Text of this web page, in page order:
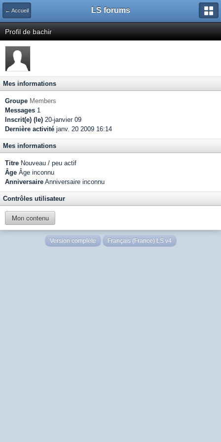
← Accueil LS forums
Profil de bachir
Mes informations
Groupe Members
Messages 1
Inscrit(e) (le) 20-janvier 09
Dernière activité janv. 20 2009 16:14
Mes informations
Titre Nouveau / peu actif
Âge Âge inconnu
Anniversaire Anniversaire inconnu
Contrôles utilisateur
Mon contenu
Version complète Français (France) LS v4